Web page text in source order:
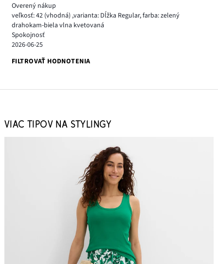
Overený nákup
veľkosť: 42 (vhodná) ,varianta: Dĺžka Regular,farba: zelený
drahokam-biela vlna kvetovaná
Spokojnosť
2026-06-25
FILTROVAŤ HODNOTENIA
VIAC TIPOV NA STYLINGY